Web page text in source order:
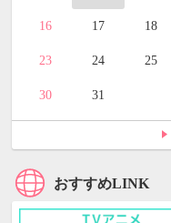
16 17 18
23 24 25
30 31
おすすめLINK